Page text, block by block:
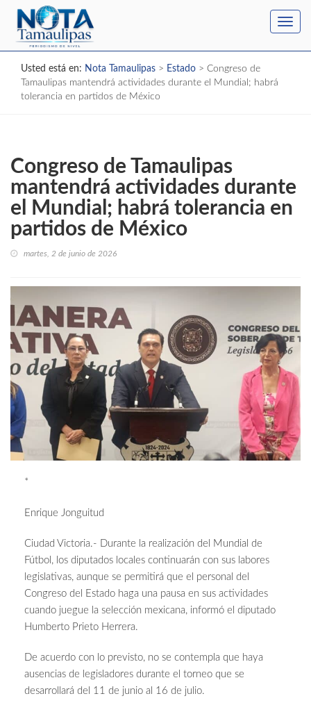
Usted está en: Nota Tamaulipas > Estado > Congreso de
Tamaulipas mantendrá actividades durante el Mundial; habrá
tolerancia en partidos de México
Congreso de Tamaulipas
mantendrá actividades durante
el Mundial; habrá tolerancia en
partidos de México
martes, 2 de junio de 2026
*
Enrique Jonguitud
Ciudad Victoria.- Durante la realización del Mundial de
Fútbol, los diputados locales continuarán con sus labores
legislativas, aunque se permitirá que el personal del
Congreso del Estado haga una pausa en sus actividades
cuando juegue la selección mexicana, informó el diputado
Humberto Prieto Herrera.
De acuerdo con lo previsto, no se contempla que haya
ausencias de legisladores durante el torneo que se
desarrollará del 11 de junio al 16 de julio.